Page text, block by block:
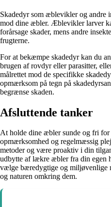
Skadedyr som æblevikler og andre
mod dine æbler. Æblevikler larver
forårsage skader, mens andre
frugterne.
For at bekæmpe skadedyr kan du
brugen af rovdyr eller parasitter,
målrettet mod de specifikke
opmærksom på tegn på
begrænse skaden.
Afsluttende tanker
At holde dine æbler sunde og fri
opmærksomhed og regelmæssig
metoder og være proaktiv i din
udbytte af lækre æbler fra din egen
vælge bæredygtige og miljøvenlige
og naturen omkring dem.